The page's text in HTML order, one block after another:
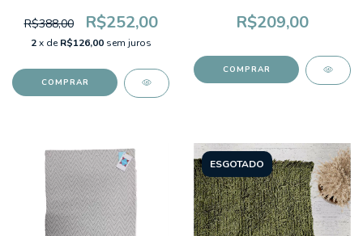
R$388,00
R$252,00
2 x deR$126,00 sem juros
R$209,00
ESGOTADO